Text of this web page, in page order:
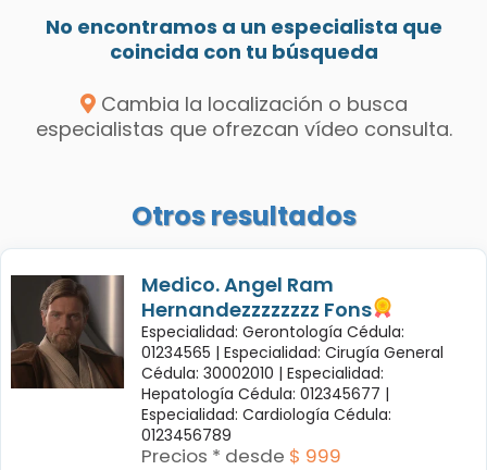
No encontramos a un especialista que
coincida con tu búsqueda
Cambia la localización o busca
especialistas que ofrezcan vídeo consulta.
Otros resultados
Medico. Angel Ram
Hernandezzzzzzzz Fons
Especialidad: Gerontología Cédula:
01234565 | Especialidad: Cirugía General
Cédula: 30002010 | Especialidad:
Hepatología Cédula: 012345677 |
Especialidad: Cardiología Cédula:
0123456789
Precios * desde $ 999